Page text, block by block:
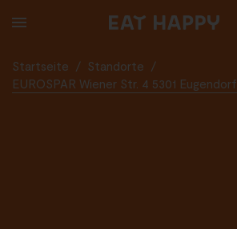
TO
Startseite / Standorte
/
EUROSPAR Wiener Str. 4 5301 Eugendorf